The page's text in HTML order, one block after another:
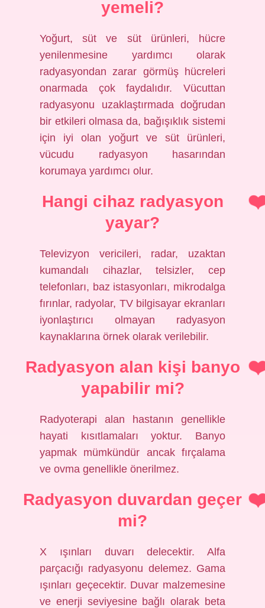
yemeli?
Yoğurt, süt ve süt ürünleri, hücre
yenilenmesine yardımcı olarak
radyasyondan zarar görmüş hücreleri
onarmada çok faydalıdır. Vücuttan
radyasyonu uzaklaştırmada doğrudan
bir etkileri olmasa da, bağışıklık sistemi
için iyi olan yoğurt ve süt ürünleri,
vücudu radyasyon hasarından
korumaya yardımcı olur.
Hangi cihaz radyasyon
yayar?
Televizyon vericileri, radar, uzaktan
kumandalı cihazlar, telsizler, cep
telefonları, baz istasyonları, mikrodalga
fırınlar, radyolar, TV bilgisayar ekranları
iyonlaştırıcı olmayan radyasyon
kaynaklarına örnek olarak verilebilir.
Radyasyon alan kişi banyo
yapabilir mi?
Radyoterapi alan hastanın genellikle
hayati kısıtlamaları yoktur. Banyo
yapmak mümkündür ancak fırçalama
ve ovma genellikle önerilmez.
Radyasyon duvardan geçer
mi?
X ışınları duvarı delecektir. Alfa
parçacığı radyasyonu delemez. Gama
ışınları geçecektir. Duvar malzemesine
ve enerji seviyesine bağlı olarak beta